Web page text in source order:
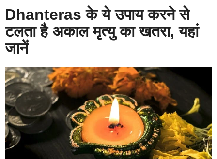
Dhanteras के ये उपाय करने से
टलता है अकाल मृत्यु का खतरा, यहां
जानें